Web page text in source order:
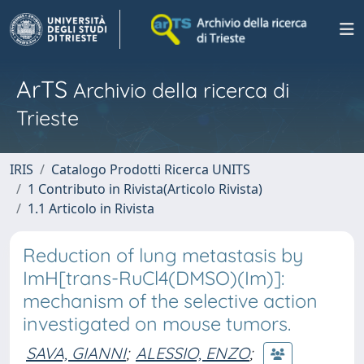
ArTS Archivio della ricerca di
Trieste
IRIS
Catalogo Prodotti Ricerca UNITS
1 Contributo in Rivista(Articolo Rivista)
1.1 Articolo in Rivista
Reduction of lung metastasis by
ImH[trans-RuCl4(DMSO)(Im)]:
mechanism of the selective action
investigated on mouse tumors.
SAVA, GIANNI; ALESSIO, ENZO;